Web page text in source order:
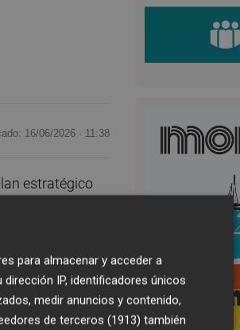
16/06/2026 · 11:38
estratégico
los
a las nuevas
durante la
situado
verdes y una
para almacenar y acceder a
IP, identificadores únicos
medir anuncios y contenido,
de terceros (1913) también